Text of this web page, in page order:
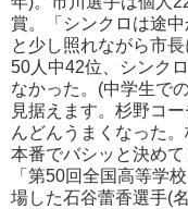
賞。「シンクロは途
と少し照れながら市
50人中42位、シンク
なかった。(中学生で
見据えます。杉野コ
んどんうまくなった
本番でバシッと決め
「第50回全国高等学
場した石谷蕾香選手(